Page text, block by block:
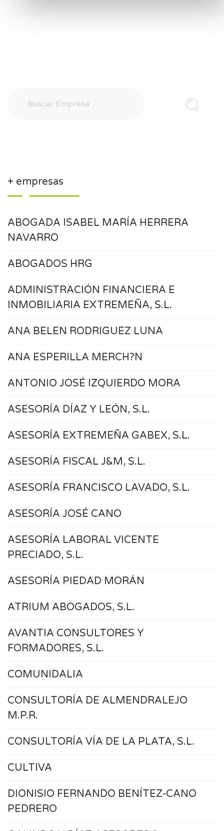
+ empresas
ABOGADA ISABEL MARÍA HERRERA
NAVARRO
ABOGADOS HRG
ADMINISTRACIÓN FINANCIERA E
INMOBILIARIA EXTREMEÑA, S.L.
ANA BELEN RODRIGUEZ LUNA
ANA ESPERILLA MERCH?N
ANTONIO JOSÉ IZQUIERDO MORA
ASESORÍA DÍAZ Y LEÓN, S.L.
ASESORÍA EXTREMEÑA GABEX, S.L.
ASESORÍA FISCAL J&M, S.L.
ASESORÍA FRANCISCO LAVADO, S.L.
ASESORÍA JOSÉ CANO
ASESORÍA LABORAL VICENTE
PRECIADO, S.L.
ASESORÍA PIEDAD MORÁN
ATRIUM ABOGADOS, S.L.
AVANTIA CONSULTORES Y
FORMADORES, S.L.
COMUNIDALIA
CONSULTORÍA DE ALMENDRALEJO
M.P.R.
CONSULTORÍA VÍA DE LA PLATA, S.L.
CULTIVA
DIONISIO FERNANDO BENÍTEZ-CANO
PEDRERO